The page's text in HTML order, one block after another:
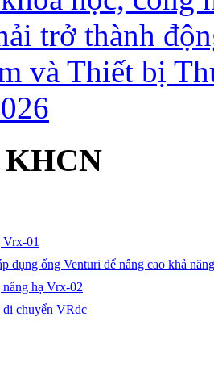
trở thành
và Thiết bị
KHCN